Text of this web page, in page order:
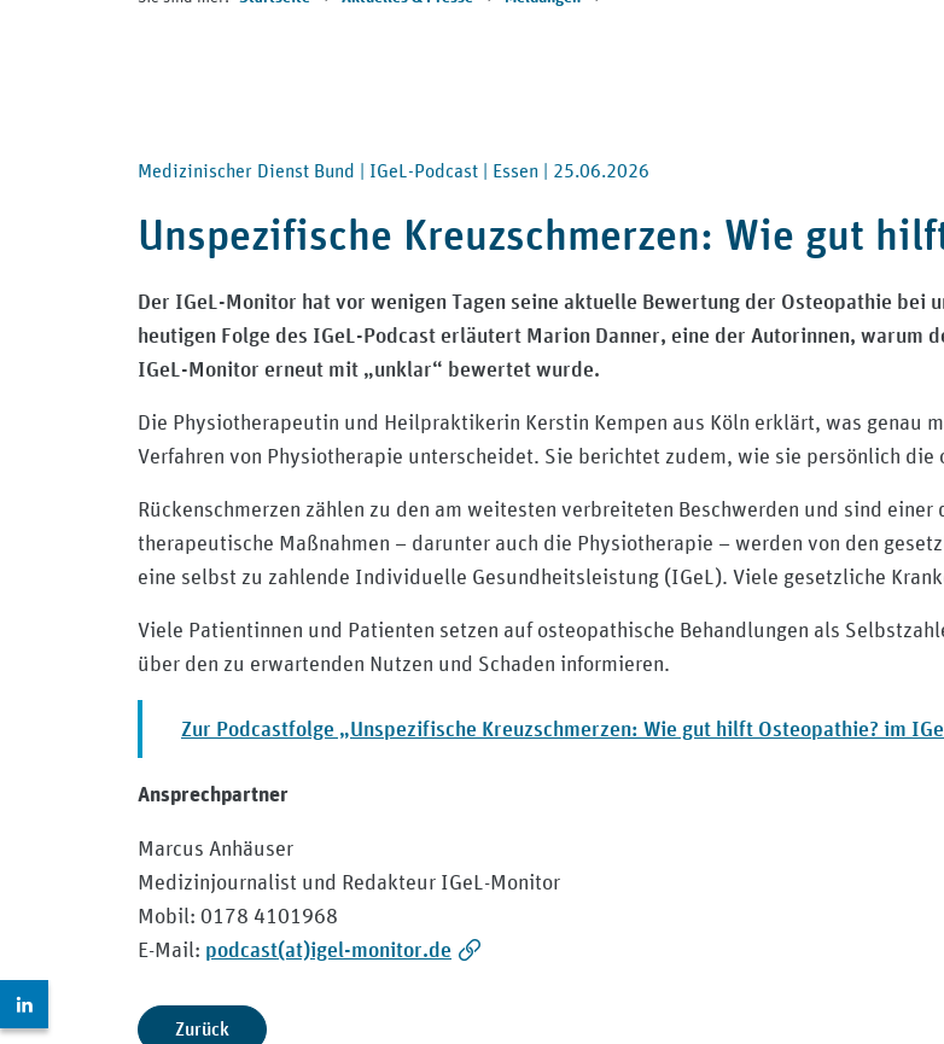
Medizinischer Dienst Bund | IGeL-Podcast | Essen | 25.06.2026
Unspezifische Kreuzschmerzen: Wie gut
Der IGeL-Monitor hat vor wenigen Tagen seine aktuelle Bewertung der Osteopathie
heutigen Folge des IGeL-Podcast erläutert Marion Danner, eine der Autorinnen, warum
IGeL-Monitor erneut mit „unklar“ bewertet wurde.
Die Physiotherapeutin und Heilpraktikerin Kerstin Kempen aus Köln erklärt, was genau
Verfahren von Physiotherapie unterscheidet. Sie berichtet zudem, wie sie persönlich
Rückenschmerzen zählen zu den am weitesten verbreiteten Beschwerden und sind
therapeutische Maßnahmen – darunter auch die Physiotherapie – werden von den
eine selbst zu zahlende Individuelle Gesundheitsleistung (IGeL). Viele gesetzliche
Viele Patientinnen und Patienten setzen auf osteopathische Behandlungen als
über den zu erwartenden Nutzen und Schaden informieren.
Zur Podcastfolge „Unspezifische Kreuzschmerzen: Wie gut hilft Osteopathie? im
Ansprechpartner
Marcus Anhäuser
Medizinjournalist und Redakteur IGeL-Monitor
Mobil: 0178 4101968
E-Mail: podcast(at)igel-monitor.de
Zurück